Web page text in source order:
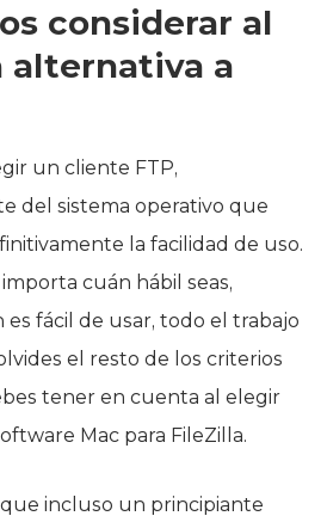
considerar al
alternativa a
un cliente FTP,
del sistema operativo que
la facilidad de uso.
cuán hábil seas,
es fácil de usar, todo el trabajo
el resto de los criterios
tener en cuenta al elegir
Mac para FileZilla.
incluso un principiante